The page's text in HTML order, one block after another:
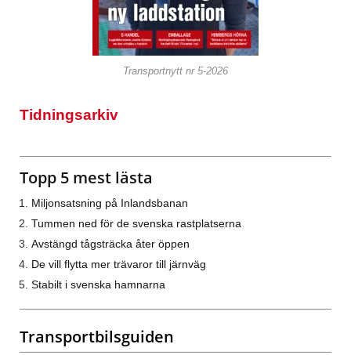
Transportnytt nr 5-2026
Tidningsarkiv
Topp 5 mest lästa
Miljonsatsning på Inlandsbanan
Tummen ned för de svenska rastplatserna
Avstängd tågsträcka åter öppen
De vill flytta mer trävaror till järnväg
Stabilt i svenska hamnarna
Transportbilsguiden